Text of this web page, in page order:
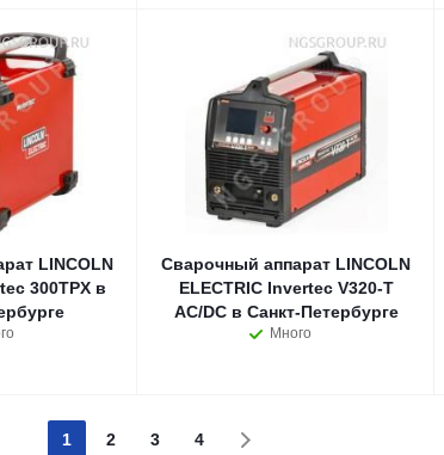
LINCOLN
300TPX в
Сварочный аппарат LINCOLN
ELECTRIC Invertec V320-T
AC/DC в Санкт-Петербурге
Много
1 2 3 4